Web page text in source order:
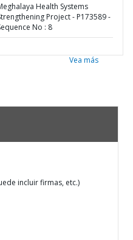
Health Systems
Project - P173589 -
No : 8
Vea más
incluir firmas, etc.)